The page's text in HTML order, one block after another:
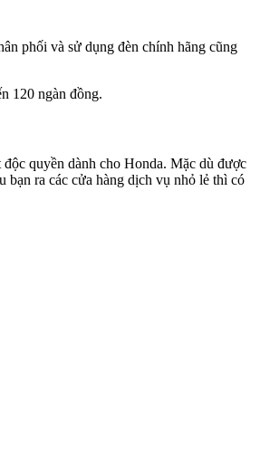
phối và sử dụng đèn chính hãng cũng
120 ngàn đồng.
quyền dành cho Honda. Mặc dù được
bạn ra các cửa hàng dịch vụ nhỏ lẻ thì có